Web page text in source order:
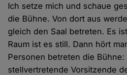
Ich setze mich und schaue
die Bühne. Von dort aus
gleich den Saal betreten. Es
Raum ist es still. Dann hört
Personen betreten die
stellvertretende Vorsitzende